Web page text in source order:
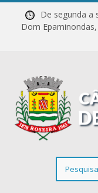
De segunda
Dom
por: